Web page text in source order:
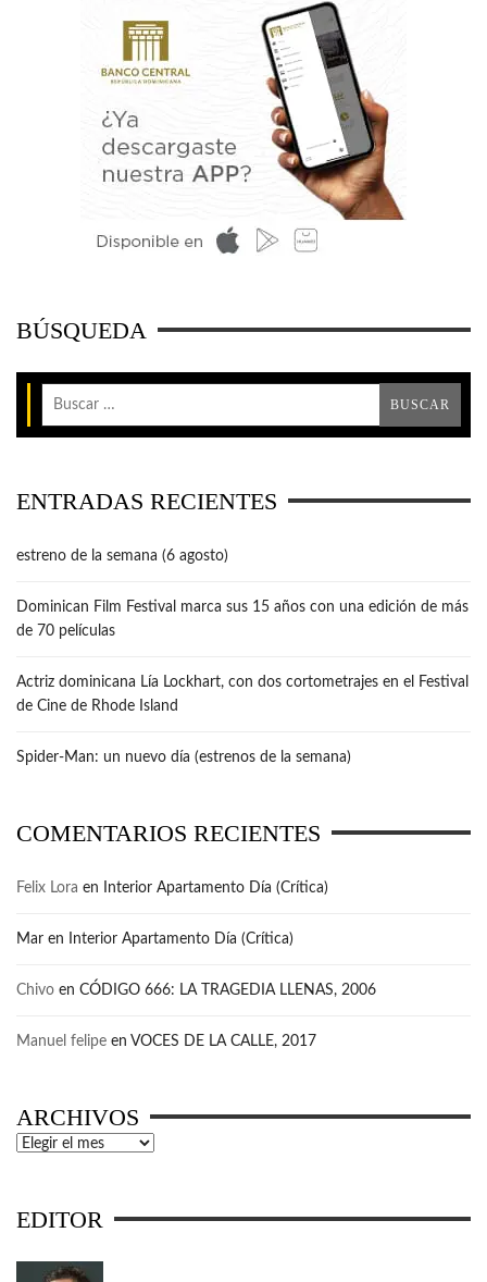
BÚSQUEDA
ENTRADAS RECIENTES
estreno de la semana (6 agosto)
Dominican Film Festival marca sus 15 años con una edición de más
de 70 películas
Actriz dominicana Lía Lockhart, con dos cortometrajes en el Festival
de Cine de Rhode Island
Spider-Man: un nuevo día (estrenos de la semana)
COMENTARIOS RECIENTES
Felix Lora en Interior Apartamento Día (Crítica)
Mar en Interior Apartamento Día (Crítica)
Chivo en CÓDIGO 666: LA TRAGEDIA LLENAS, 2006
Manuel felipe en VOCES DE LA CALLE, 2017
ARCHIVOS
Archivos
EDITOR